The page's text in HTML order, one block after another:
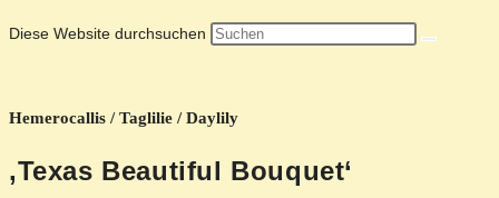
Diese Website durchsuchen
Hemerocallis / Taglilie / Daylily
‚Texas Beautiful Bouquet‘